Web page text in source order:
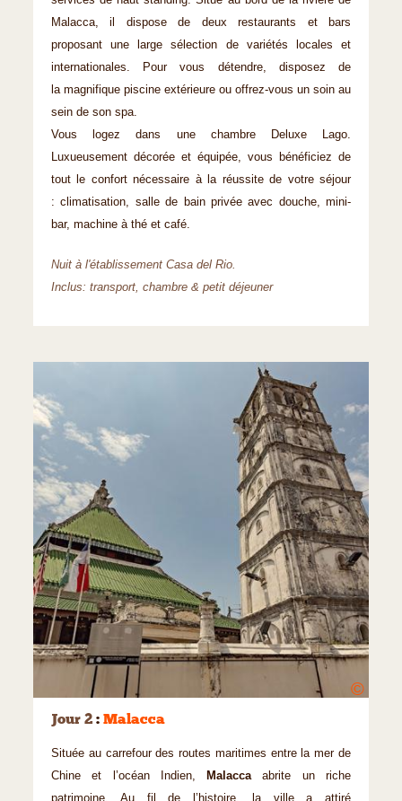
Malacca, il dispose de deux restaurants et bars
proposant une large sélection de variétés locales et
internationales. Pour vous détendre, disposez de
la magnifique piscine extérieure ou offrez-vous un soin au
sein de son spa.
Vous logez dans une chambre Deluxe Lago.
Luxueusement décorée et équipée, vous bénéficiez de
tout le confort nécessaire à la réussite de votre séjour
: climatisation, salle de bain privée avec douche, mini-
bar, machine à thé et café.
Nuit à l'établissement Casa del Rio.
Inclus: transport, chambre & petit déjeuner
©
Jour 2 : Malacca
Située au carrefour des routes maritimes entre la mer de
Chine et l’océan Indien,
Malaccaabrite un riche
patrimoine. Au fil de l’histoire, la ville a attiré